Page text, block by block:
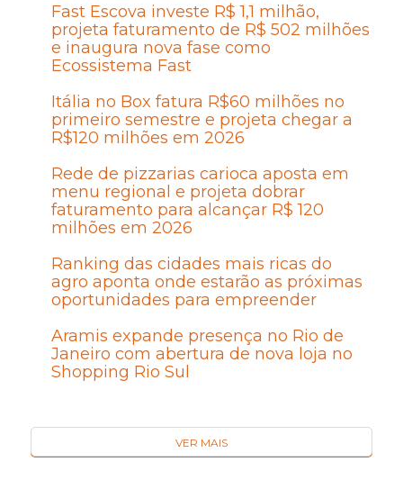
Fast Escova investe R$ 1,1 milhão,
projeta faturamento de R$ 502 milhões
e inaugura nova fase como
Ecossistema Fast
Itália no Box fatura R$60 milhões no
primeiro semestre e projeta chegar a
R$120 milhões em 2026
Rede de pizzarias carioca aposta em
menu regional e projeta dobrar
faturamento para alcançar R$ 120
milhões em 2026
Ranking das cidades mais ricas do
agro aponta onde estarão as próximas
oportunidades para empreender
Aramis expande presença no Rio de
Janeiro com abertura de nova loja no
Shopping Rio Sul
VER MAIS